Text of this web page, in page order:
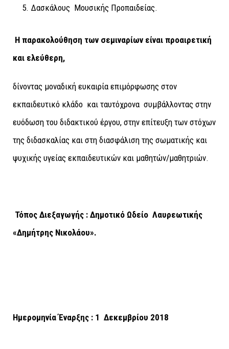
5. Δασκάλους Μουσικής Προπαιδείας.
Η παρακολούθηση των σεμιναρίων είναι προαιρετική
και ελεύθερη,
δίνοντας μοναδική ευκαιρία επιμόρφωσης στον
εκπαιδευτικό κλάδο και ταυτόχρονα συμβάλλοντας στην
ευόδωση του διδακτικού έργου, στην επίτευξη των στόχων
της διδασκαλίας και στη διασφάλιση της σωματικής και
ψυχικής υγείας εκπαιδευτικών και μαθητών/μαθητριών.
Τόπος Διεξαγωγής : Δημοτικό Ωδείο Λαυρεωτικής
«Δημήτρης Νικολάου».
Ημερομηνία Έναρξης : 1 Δεκεμβρίου 2018